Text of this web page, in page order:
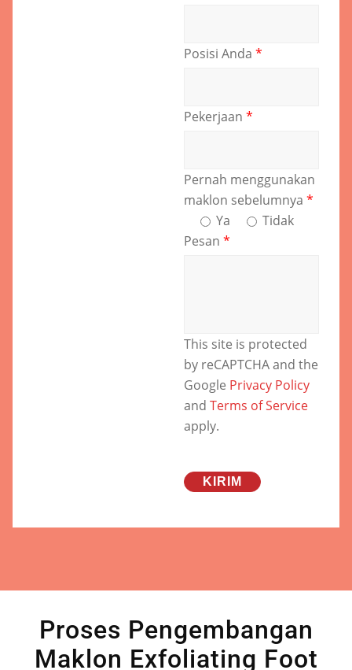
Posisi Anda *
Pekerjaan *
Pernah menggunakan
maklon sebelumnya *
Ya
Tidak
Pesan *
This site is protected
by reCAPTCHA and the
Google Privacy Policy
and Terms of Service
apply.
Proses Pengembangan
Maklon Exfoliating Foot